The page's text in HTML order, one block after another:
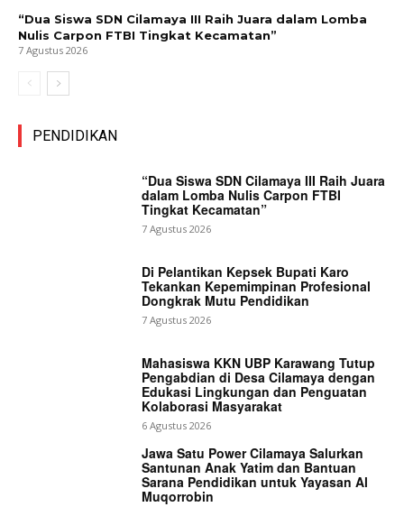
“Dua Siswa SDN Cilamaya III Raih Juara dalam Lomba
Nulis Carpon FTBI Tingkat Kecamatan”
7 Agustus 2026
PENDIDIKAN
“Dua Siswa SDN Cilamaya III Raih Juara
dalam Lomba Nulis Carpon FTBI
Tingkat Kecamatan”
7 Agustus 2026
Di Pelantikan Kepsek Bupati Karo
Tekankan Kepemimpinan Profesional
Dongkrak Mutu Pendidikan
7 Agustus 2026
Mahasiswa KKN UBP Karawang Tutup
Pengabdian di Desa Cilamaya dengan
Edukasi Lingkungan dan Penguatan
Kolaborasi Masyarakat
6 Agustus 2026
Jawa Satu Power Cilamaya Salurkan
Santunan Anak Yatim dan Bantuan
Sarana Pendidikan untuk Yayasan Al
Muqorrobin